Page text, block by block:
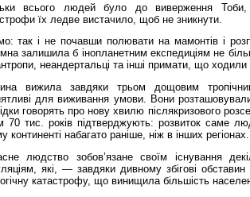
всього людей було до виверження Тоби,
їх ледве вистачило, щоб не зникнути.
так і не почавши полювати на мамон­тів і
залишила б інопланетним експедиціям не
неандертальці та інші примати, що
вижила завдяки трьом дощовим
для виживання умови. Вони
говорять про нову хвилю післякризового
70 тис. років підтвер­джують: розвиток саме
конти­ненті набагато раніше, ніж в інших регіонах.
людство зобов’язане своїм існування
які, — завдяки дивному збігові
катастрофу, що винищила більшість